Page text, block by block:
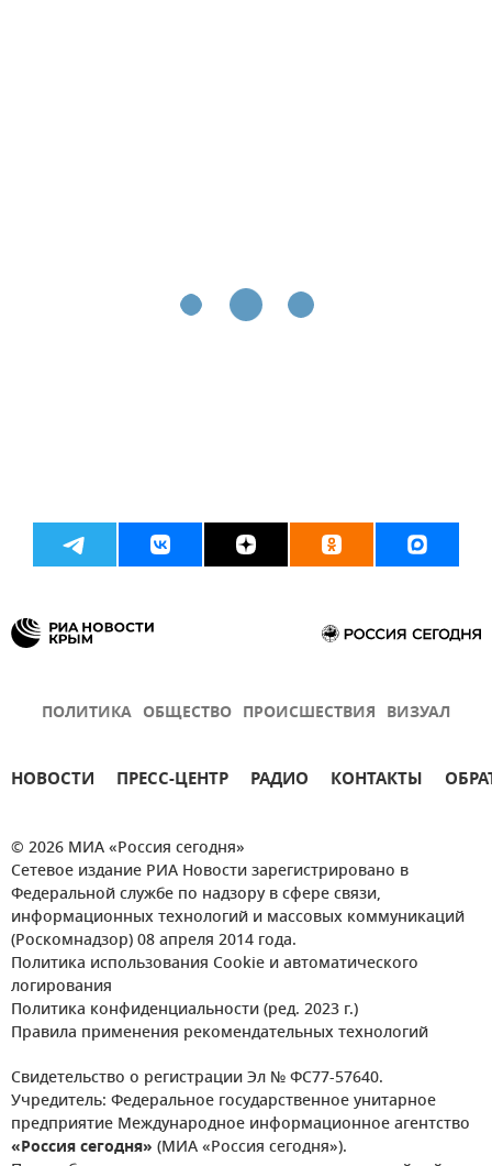
ПОЛИТИКА ОБЩЕСТВО ПРОИСШЕСТВИЯ ВИЗУАЛ
НОВОСТИ ПРЕСС-ЦЕНТР РАДИО КОНТАКТЫ
© 2026 МИА «Россия сегодня»
Сетевое издание РИА Новости зарегистрировано в
Федеральной службе по надзору в сфере связи,
информационных технологий и массовых коммуникаций
(Роскомнадзор) 08 апреля 2014 года.
Политика использования Cookie и автоматического
логирования
Политика конфиденциальности (ред. 2023 г.)
Правила применения рекомендательных технологий
Свидетельство о регистрации Эл № ФС77-57640.
Учредитель: Федеральное государственное унитарное
предприятие Международное информационное агентство
«Россия сегодня» (МИА «Россия сегодня»).